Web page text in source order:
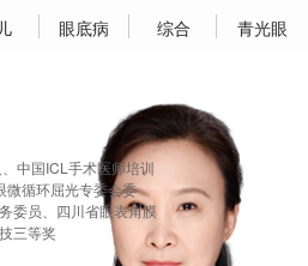
眼底病 综合 青光眼
中国ICL手术医师培训
微循环屈光专委会委
委员、四川省眼表角膜
三等奖